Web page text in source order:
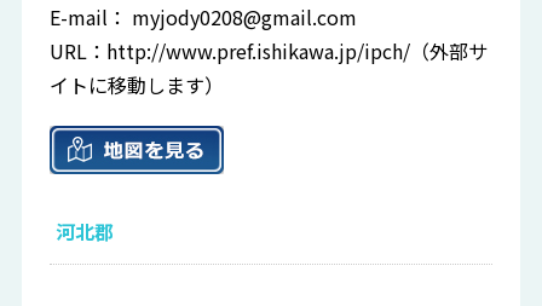
E-mail： myjody0208@gmail.com
URL： http://www.pref.ishikawa.jp/ipch/ （外部サ
イトに移動します）
河北郡